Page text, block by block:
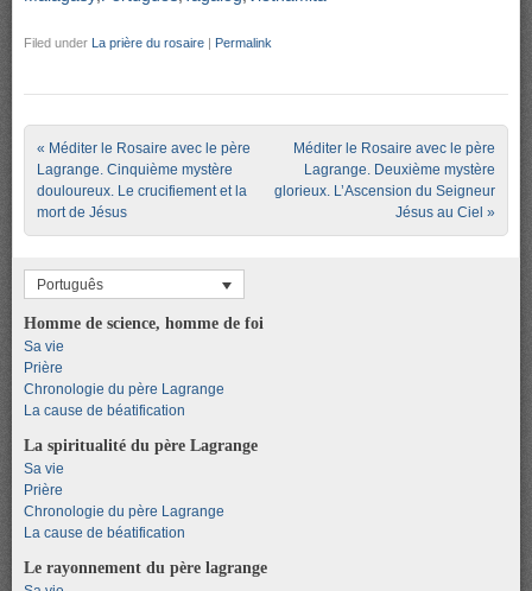
Filed under La prière du rosaire | Permalink
Post navigation
« Méditer le Rosaire avec le père
Lagrange. Cinquième mystère
douloureux. Le crucifiement et la
mort de Jésus
Méditer le Rosaire avec le père
Lagrange. Deuxième mystère
glorieux. L’Ascension du Seigneur
Jésus au Ciel »
Português
Homme de science, homme de foi
Sa vie
Prière
Chronologie du père Lagrange
La cause de béatification
La spiritualité du père Lagrange
Sa vie
Prière
Chronologie du père Lagrange
La cause de béatification
Le rayonnement du père lagrange